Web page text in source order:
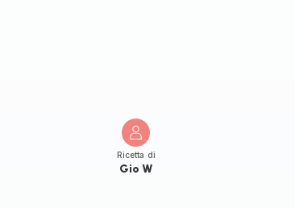
Ricetta di
Gio W